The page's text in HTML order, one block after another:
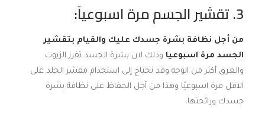
3. تقشير الجسم مرة اسبوعياً:
من أجل نظافة بشرة جسدك عليك والقيام بتقشير
الجسد مرة اسبوعيا وذلك لان بشرة الجسد تفرز الزيوت
والعرق أكثر من الوجه وقد تحتاج إلى استخدام مقشر الجلد على
الاقل مرة اسبوعيًا وهذا من أجل الحفاظ على نظافة بشرة
جسدك ورائحتها.